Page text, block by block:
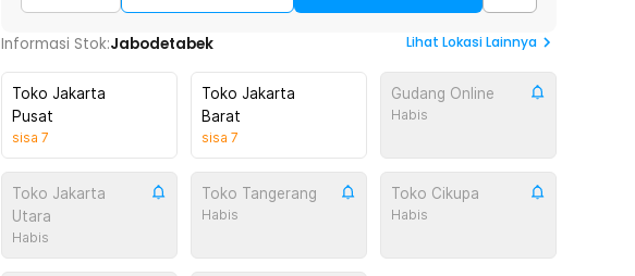
Informasi Stok:Jabodetabek Lihat Lokasi Lainnya
Toko Jakarta
Pusat
sisa 7
Toko Jakarta
Barat
sisa 7
Gudang Online
Habis
Toko Jakarta
Utara
Habis
Toko Tangerang
Habis
Toko Cikupa
Habis